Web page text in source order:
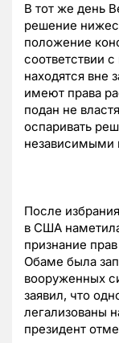
В тот же день
решение
положение
соответствии
находятся вне
имеют права
подан не
оспаривать
независимыми
После
в США
признание
Обаме была
вооруженных
заявил, что
легализованы
президент